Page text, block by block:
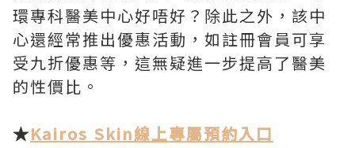
環專科醫美中心好唔好？除此之外，該中
心還經常推出優惠活動，如註冊會員可享
受九折優惠等，這無疑進一步提高了醫美
的性價比。
★Kairos Skin線上專屬預約入口